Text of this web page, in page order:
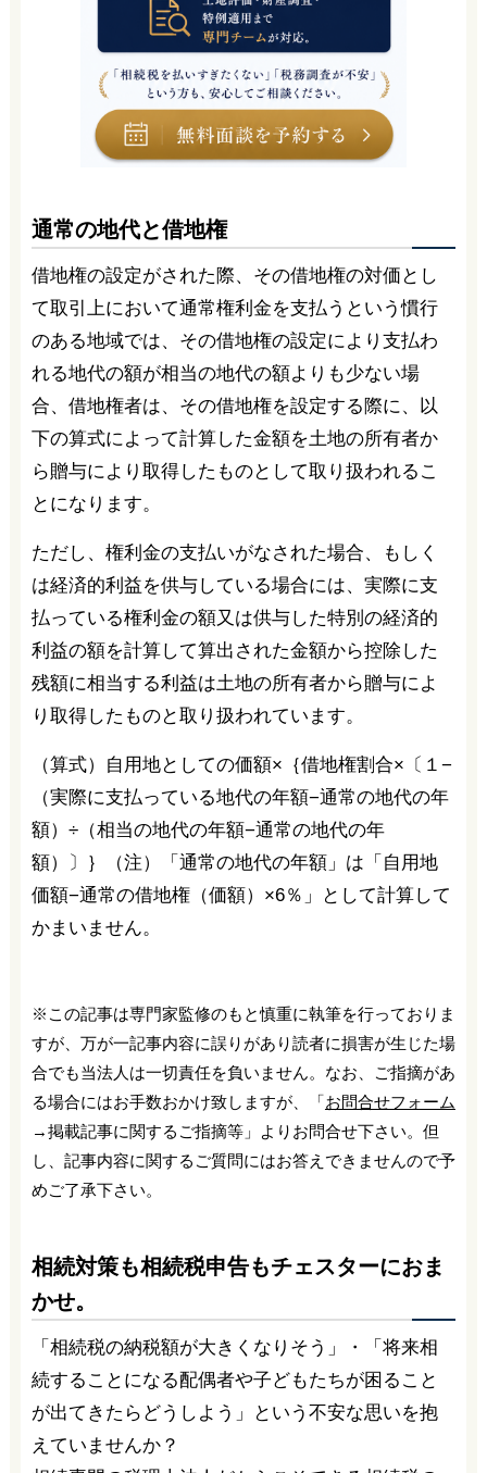
通常の地代と借地権
借地権の設定がされた際、その借地権の対価とし
て取引上において通常権利金を支払うという慣行
のある地域では、その借地権の設定により支払わ
れる地代の額が相当の地代の額よりも少ない場
合、借地権者は、その借地権を設定する際に、以
下の算式によって計算した金額を土地の所有者か
ら贈与により取得したものとして取り扱われるこ
とになります。
ただし、権利金の支払いがなされた場合、もしく
は経済的利益を供与している場合には、実際に支
払っている権利金の額又は供与した特別の経済的
利益の額を計算して算出された金額から控除した
残額に相当する利益は土地の所有者から贈与によ
り取得したものと取り扱われています。
（算式）自用地としての価額×｛借地権割合×〔１−
（実際に支払っている地代の年額−通常の地代の年
額）÷（相当の地代の年額−通常の地代の年
額）〕｝（注）「通常の地代の年額」は「自用地
価額−通常の借地権（価額）×6％」として計算して
かまいません。
※この記事は専門家監修のもと慎重に執筆を行っておりま
すが、万が一記事内容に誤りがあり読者に損害が生じた場
合でも当法人は一切責任を負いません。なお、ご指摘があ
る場合にはお手数おかけ致しますが、「お問合せフォーム
→掲載記事に関するご指摘等」よりお問合せ下さい。但
し、記事内容に関するご質問にはお答えできませんので予
めご了承下さい。
相続対策も相続税申告もチェスターにおま
かせ。
「相続税の納税額が大きくなりそう」・「将来相
続することになる配偶者や子どもたちが困ること
が出てきたらどうしよう」という不安な思いを抱
えていませんか？